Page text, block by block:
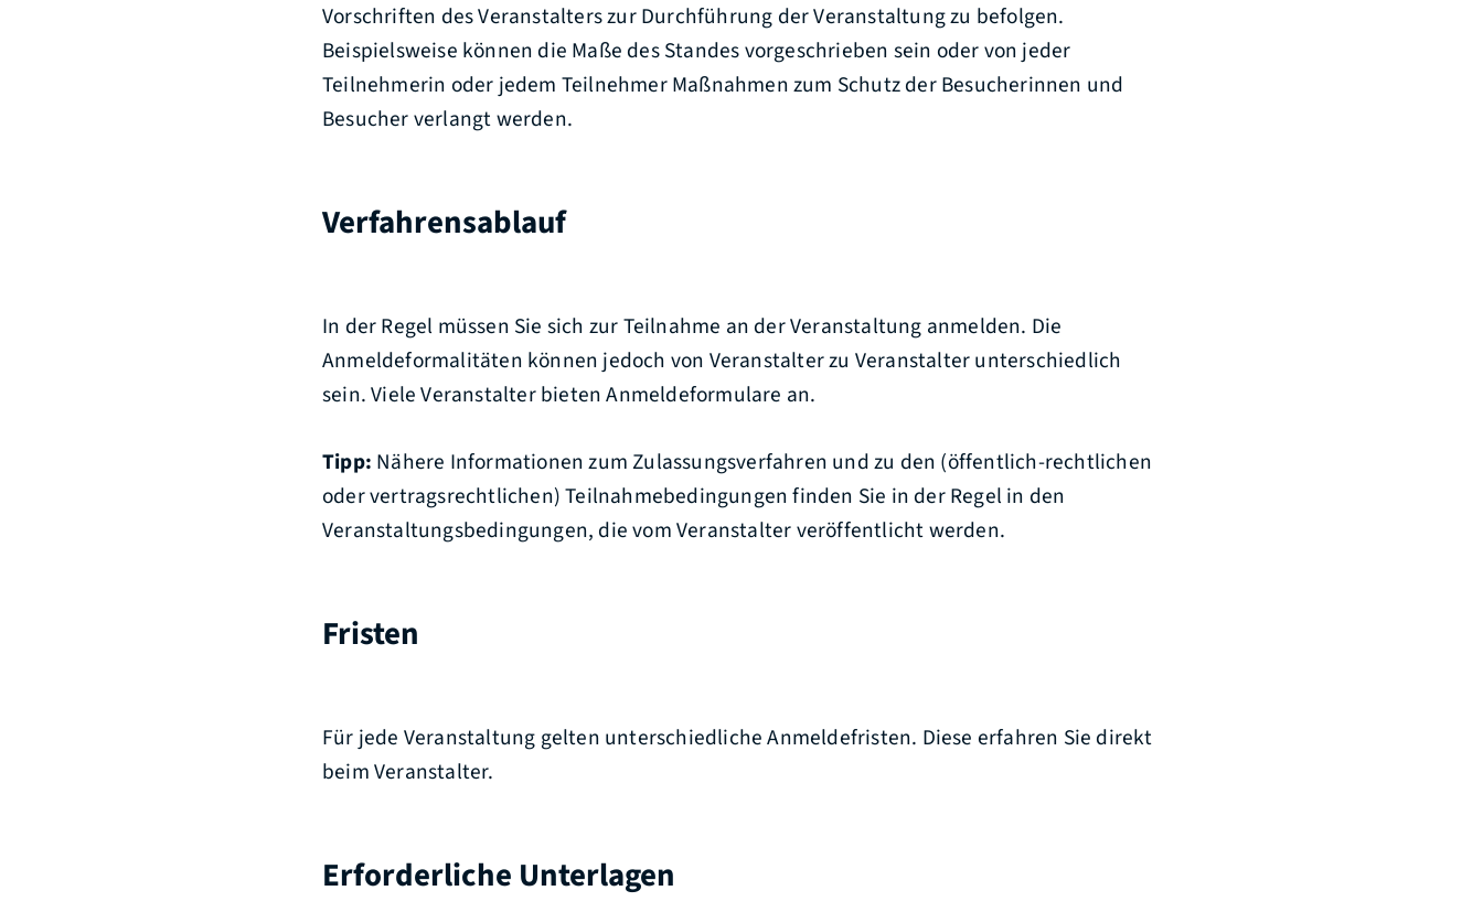
Vorschriften des Veranstalters zur Durchführung der Veranstaltung zu befolgen.
Beispielsweise können die Maße des Standes vorgeschrieben sein oder von jeder
Teilnehmerin oder jedem Teilnehmer Maßnahmen zum Schutz der Besucherinnen und
Besucher verlangt werden.
Verfahrensablauf
In der Regel müssen Sie sich zur Teilnahme an der Veranstaltung anmelden. Die
Anmeldeformalitäten können jedoch von Veranstalter zu Veranstalter unterschiedlich
sein. Viele Veranstalter bieten Anmeldeformulare an.
Tipp: Nähere Informationen zum Zulassungsverfahren und zu den (öffentlich-rechtlichen
oder vertragsrechtlichen) Teilnahmebedingungen finden Sie in der Regel in den
Veranstaltungsbedingungen, die vom Veranstalter veröffentlicht werden.
Fristen
Für jede Veranstaltung gelten unterschiedliche Anmeldefristen. Diese erfahren Sie direkt
beim Veranstalter.
Erforderliche Unterlagen